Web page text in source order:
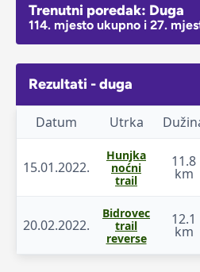
Trenutni poredak: Duga
114. mjesto ukupno i 27.
Rezultati - duga
Datum Utrka
15.01.2022.
Hunjka
noćni
trail
11.8
km
20.02.2022.
Bidrovec
trail
reverse
12.1
km